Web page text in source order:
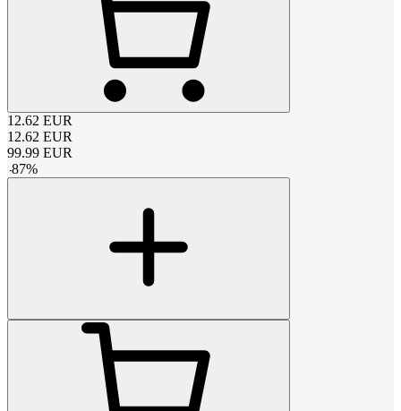
12.62 EUR
12.62 EUR
99.99 EUR
-87%